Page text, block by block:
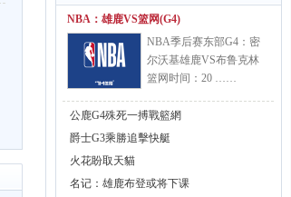
NBA：雄鹿VS篮网(G4)
NBA季后赛东部G4：密
尔沃基雄鹿VS布鲁克林
篮网时间：20 ……
公鹿G4殊死一搏戰籃網
爵士G3乘勝追擊快艇
火花盼取天貓
名记：雄鹿布登或将下课